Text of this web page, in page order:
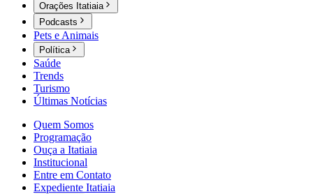
Orações Itatiaia
Podcasts
Pets e Animais
Política
Saúde
Trends
Turismo
Últimas Notícias
Quem Somos
Programação
Ouça a Itatiaia
Institucional
Entre em Contato
Expediente Itatiaia